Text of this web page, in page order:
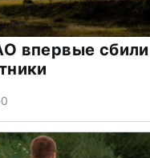
впервые сбили
0